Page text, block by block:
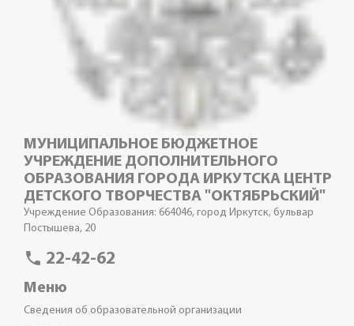
МУНИЦИПАЛЬНОЕ БЮДЖЕТНОЕ
УЧРЕЖДЕНИЕ ДОПОЛНИТЕЛЬНОГО
ОБРАЗОВАНИЯ ГОРОДА ИРКУТСКА ЦЕНТР
ДЕТСКОГО ТВОРЧЕСТВА "ОКТЯБРЬСКИЙ"
Учреждение Образования: 664046, город Иркутск, бульвар
Постышева, 20
phone 22-42-62
Меню
Сведения об образовательной организации